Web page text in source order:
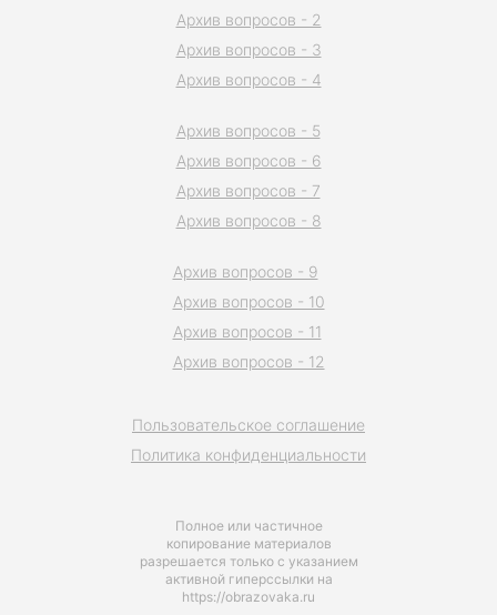
Полное или частичное
копирование материалов
разрешается только с указанием
активной гиперссылки на
https://obrazovaka.ru
Пользовательское соглашение
Политика конфиденциальности
Архив вопросов - 2
Архив вопросов - 3
Архив вопросов - 4
Архив вопросов - 5
Архив вопросов - 6
Архив вопросов - 7
Архив вопросов - 8
Архив вопросов - 9
Архив вопросов - 10
Архив вопросов - 11
Архив вопросов - 12